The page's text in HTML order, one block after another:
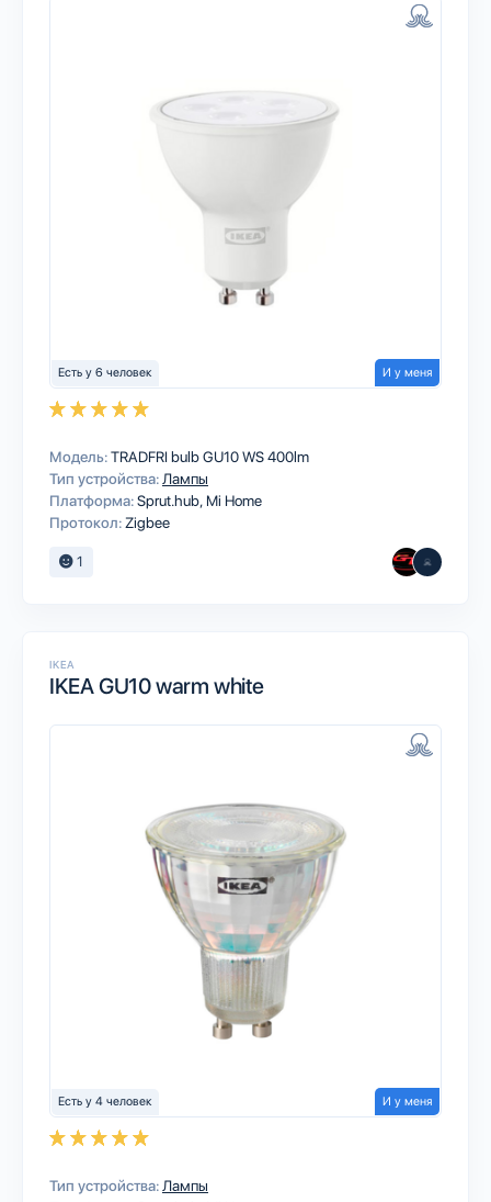
Есть у 6 человек И у меня
Модель:TRADFRI bulb GU10 WS 400lm
Тип устройства: Лампы
Платформа:Sprut.hub Mi Home
Протокол: Zigbee
1
IKEA
IKEA GU10 warm white
Есть у 4 человек И у меня
Тип устройства: Лампы